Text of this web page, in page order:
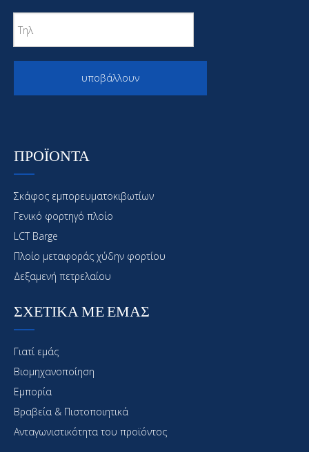
υποβάλλουν
ΠΡΟΪΟΝΤΑ
Σκάφος εμπορευματοκιβωτίων
Γενικό φορτηγό πλοίο
LCT Barge
Πλοίο μεταφοράς χύδην φορτίου
Δεξαμενή πετρελαίου
ΣΧΕΤΙΚΑ ΜΕ ΕΜΑΣ
Γιατί εμάς
Βιομηχανοποίηση
Εμπορία
Βραβεία & Πιστοποιητικά
Ανταγωνιστικότητα του προϊόντος